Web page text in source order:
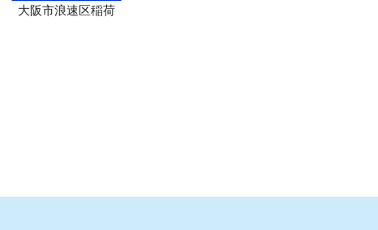
大阪市浪速区稲荷